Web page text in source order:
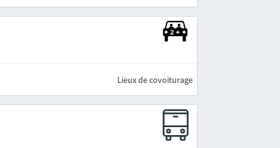
Lieux de covoiturage